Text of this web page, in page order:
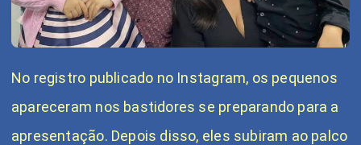
No registro publicado no Instagram, os pequenos
apareceram nos bastidores se preparando para a
apresentação. Depois disso, eles subiram ao palco